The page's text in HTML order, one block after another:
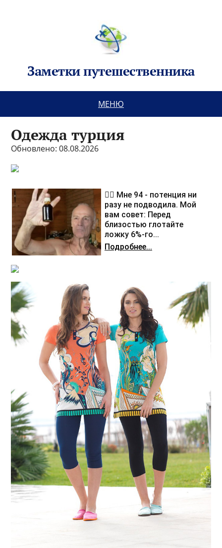
Заметки путешественника
МЕНЮ
Одежда турция
Обновлено: 08.08.2026
❤️‍🔥 Мне 94 - потенция ни
разу не подводила. Мой
вам совет: Перед
близостью глотайте
ложку 6%-го...
Подробнее...